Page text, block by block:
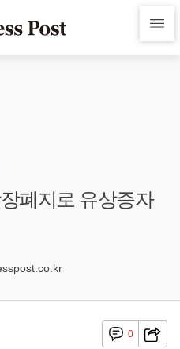
폐지로 유상증자
0